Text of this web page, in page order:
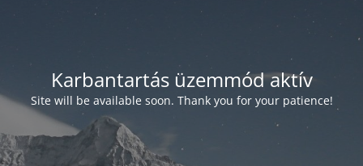
Karbantartás üzemmód aktív
Site will be available soon. Thank you for your patience!